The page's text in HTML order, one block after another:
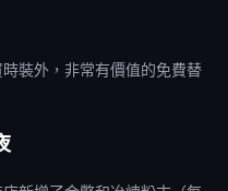
裝外，非常有價值的免費替